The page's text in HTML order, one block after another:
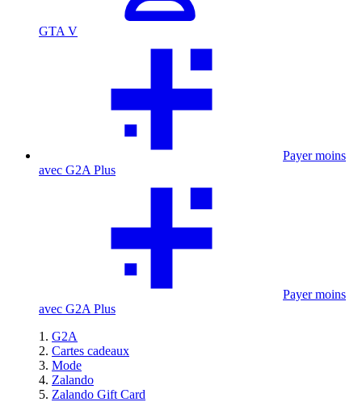
GTA V
Payer moins
avec G2A Plus
Payer moins
avec G2A Plus
G2A
Cartes cadeaux
Mode
Zalando
Zalando Gift Card